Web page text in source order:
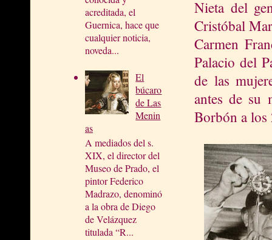
acreditada, el
Guernica, hace que
cualquier noticia,
noveda...
El
búcaro
de Las
Menin
as
A mediados del s.
XIX, el director del
Museo de Prado, el
pintor Federico
Madrazo, denominó
a la obra de Diego
de Velázquez
titulada “R...
Nieta del
Cristóbal
Carmen
Palacio del
de las
antes de su
Borbón a los